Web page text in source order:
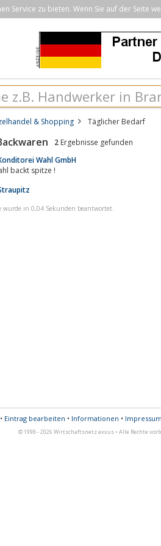
Service zu bieten. Wenn Sie auf der Seite
& Shopping Täglicher Bedarf
2 Ergebnisse gefunden
Wahl GmbH
backt spitze !
wurde in 0,04 Sekunden beantwortet.
• Eintrag bearbeiten • Informationen • Impressum
© 1998 - 2026 Wirtschaftsnetz axxus • Alle Rechte